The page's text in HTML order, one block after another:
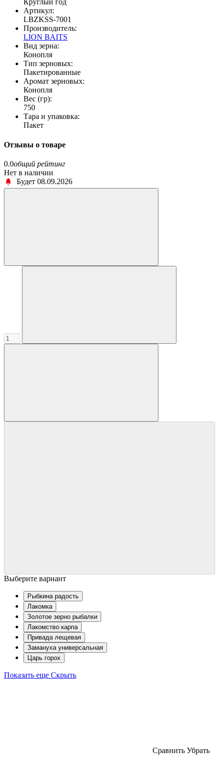
Круглый год
Артикул:
LBZKSS-7001
Производитель:
LION BAITS
Вид зерна:
Конопля
Тип зерновых:
Пакетированные
Аромат зерновых:
Конопля
Вес (гр):
750
Тара и упаковка:
Пакет
Отзывы о товаре
0.0общий рейтинг
Нет в наличии
Будет 08.09.2026
Выберите вариант
Рыбкина радость
Лакомка
Золотое зерно рыбалки
Лакомство карпа
Привада лещевая
Замануха универсальная
Царь горох
Показать еще Скрыть
Cравнить Убрать